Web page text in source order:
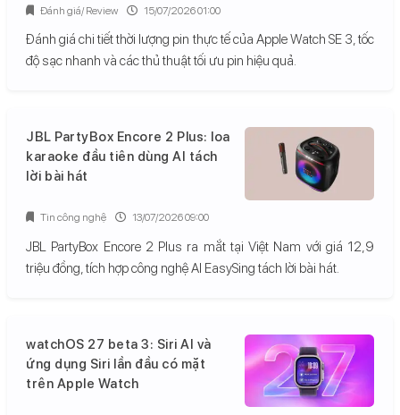
Đánh giá chi tiết thời lượng pin thực tế của Apple Watch SE 3, tốc
độ sạc nhanh và các thủ thuật tối ưu pin hiệu quả.
Đánh giá/ Review 15/07/2026 01:00
JBL PartyBox Encore 2 Plus: loa
karaoke đầu tiên dùng AI tách
lời bài hát
JBL PartyBox Encore 2 Plus ra mắt tại Việt Nam với giá 12,9
triệu đồng, tích hợp công nghệ AI EasySing tách lời bài hát.
Tin công nghệ 13/07/2026 09:00
watchOS 27 beta 3: Siri AI và
ứng dụng Siri lần đầu có mặt
trên Apple Watch